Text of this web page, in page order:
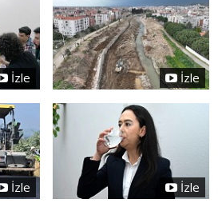
İzle İzle
İzle İzle